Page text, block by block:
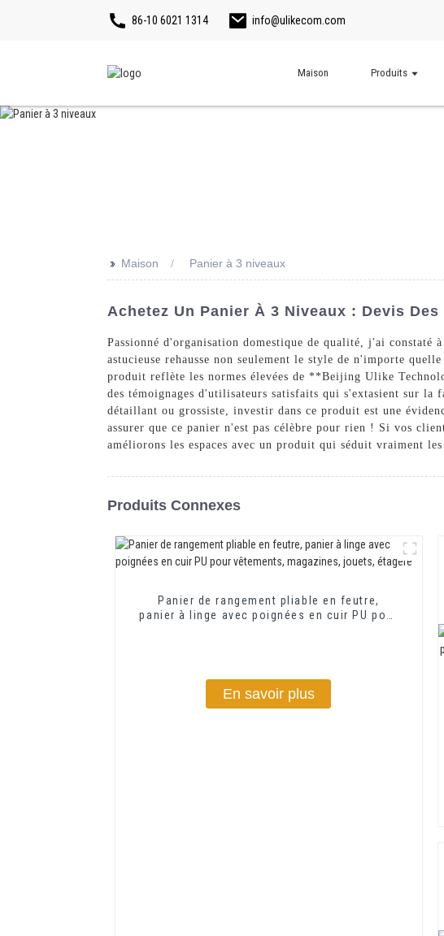
86-10 6021 1314 info@ulikecom.com
Maison Produits
>> Maison Panier à 3 niveaux
Achetez Un Panier À 3 Niveaux : Devis
Passionné d'organisation domestique de qualité, j'ai
astucieuse rehausse non seulement le style de n'importe
produit reflète les normes élevées de **Beijing Ulike
des témoignages d'utilisateurs satisfaits qui s'extasient sur
détaillant ou grossiste, investir dans ce produit est une
assurer que ce panier n'est pas célèbre pour rien ! Si vos
améliorons les espaces avec un produit qui séduit vraiment les
Produits Connexes
Panier de rangement pliable en feutre,
panier à linge avec poignées en cuir PU pour
En savoir plus